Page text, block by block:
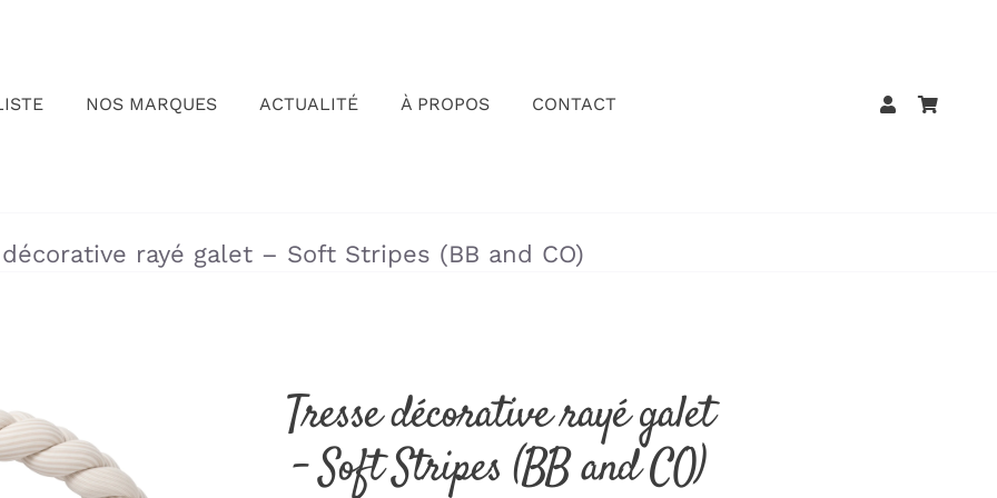
NOS MARQUES ACTUALITÉ À PROPOS CONTACT
rayé galet – Soft Stripes (BB and CO)
Tresse décorative rayé galet
– Soft Stripes (BB and CO)